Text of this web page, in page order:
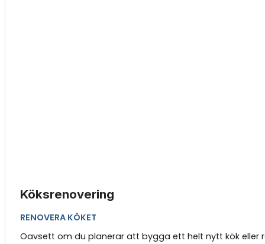
Köksrenovering
RENOVERA KÖKET
Oavsett om du planerar att bygga ett helt nytt kök eller